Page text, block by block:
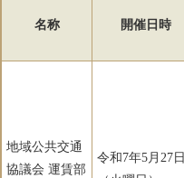
名称 開催日時
地域公共交通
協議会 運賃部
令和7年5月27日